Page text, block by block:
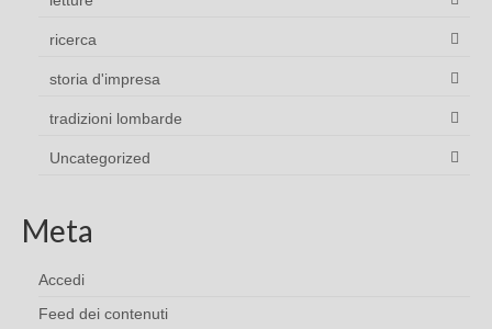
ricerca
storia d'impresa
tradizioni lombarde
Uncategorized
Meta
Accedi
Feed dei contenuti